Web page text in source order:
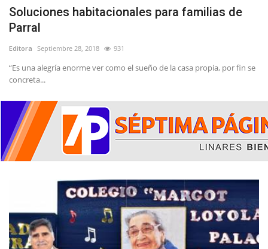
Soluciones habitacionales para familias de
Parral
Editora Septiembre 28, 2018 931
“Es una alegría enorme ver como el sueño de la casa propia, por fin se
concreta...